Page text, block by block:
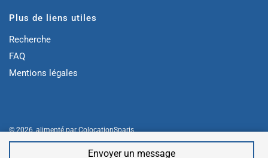
Plus de liens utiles
Recherche
FAQ
Mentions légales
© 2026, alimenté parColocationSparis